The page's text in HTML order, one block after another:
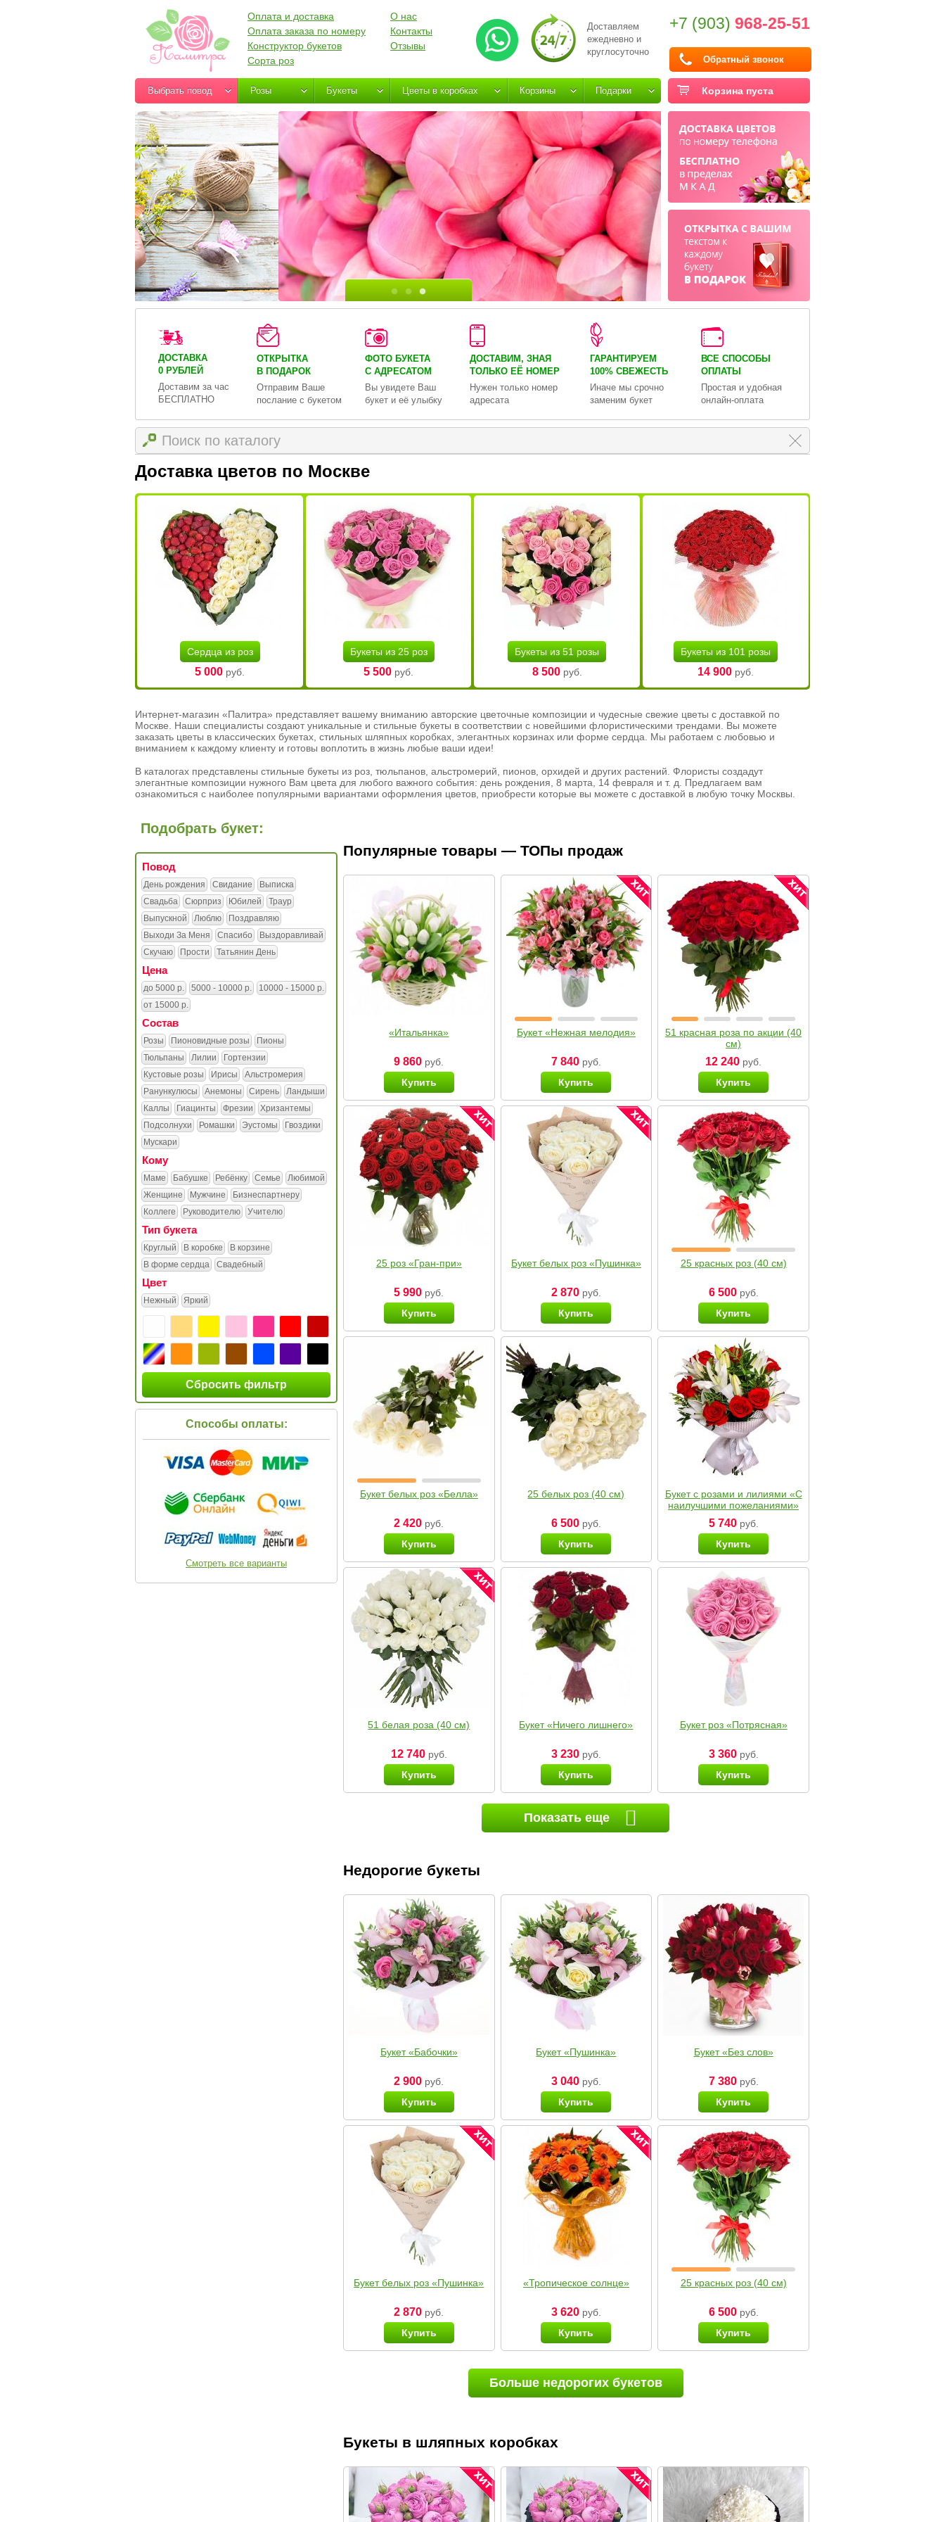
Доставляем
ежедневно и
круглосуточно
+7 (903) 968-25-51
Обратный звонок
Оплата и доставка
Оплата заказа по номеру
Конструктор букетов
Сорта роз
О нас
Контакты
Отзывы
Корзина пуста
Выбрать повод Розы Букеты Цветы в коробках Корзины Подарки
ДОСТАВКА
0 РУБЛЕЙ
Доставим за час
БЕСПЛАТНО
ОТКРЫТКА
В ПОДАРОК
Отправим Ваше
послание с букетом
ФОТО БУКЕТА
С АДРЕСАТОМ
Вы увидете Ваш
букет и её улыбку
ДОСТАВИМ, ЗНАЯ
ТОЛЬКО ЕЁ НОМЕР
Нужен только номер
адресата
ГАРАНТИРУЕМ
100% СВЕЖЕСТЬ
Иначе мы срочно
заменим букет
ВСЕ СПОСОБЫ
ОПЛАТЫ
Простая и удобная
онлайн-оплата
Доставка цветов по Москве
Сердца из роз
5 000 руб.
Букеты из 25 роз
5 500 руб.
Букеты из 51 розы
8 500руб.
Букеты из 101 розы
14 900руб.
Интернет-магазин «Палитра» представляет вашему вниманию авторские цветочные композиции и чудесные свежие цветы с доставкой по
Москве. Наши специалисты создают уникальные и стильные букеты в соответствии с новейшими флористическими трендами. Вы можете
заказать цветы в классических букетах, стильных шляпных коробках, элегантных корзинах или форме сердца. Мы работаем с любовью и
вниманием к каждому клиенту и готовы воплотить в жизнь любые ваши идеи!
В каталогах представлены стильные букеты из роз, тюльпанов, альстромерий, пионов, орхидей и других растений. Флористы создадут
элегантные композиции нужного Вам цвета для любого важного события: день рождения, 8 марта, 14 февраля и т. д. Предлагаем вам
ознакомиться с наиболее популярными вариантами оформления цветов, приобрести которые вы можете с доставкой в любую точку Москвы.
Подобрать букет:
Повод
День рождения Свидание
Выписка
Свадьба
Сюрприз Юбилей
Траур
Выпускной
Люблю
Поздравляю
Выходи За Меня
Спасибо
Выздоравливай
Скучаю
Прости Татьянин День
Цена
до 5000 р. 5000 - 10000 р.
10000 - 15000 р.
от 15000 р.
Состав
Розы Пионовидные розы
Пионы
Тюльпаны
Лилии
Гортензии
Кустовые розы
Ирисы
Альстромерия
Ранункулюсы
Анемоны Сирень
Ландыши
Каллы
Гиацинты Фрезии
Хризантемы
Подсолнухи
Ромашки Эустомы
Гвоздики
Мускари
Кому
Маме Бабушке Ребёнку Семье
Любимой
Женщине
Мужчине
Бизнеспартнеру
Коллеге
Руководителю Учителю
Тип букета
Круглый В коробке
В корзине
В форме сердца
Свадебный
Цвет
Нежный Яркий
Сбросить фильтр
Способы оплаты:
Смотреть все варианты
Популярные товары — ТОПы продаж
«Итальянка»
9 860 руб.
Купить
Букет «Нежная мелодия»
7 840руб.
Купить
51 красная роза по акции (40
см)
12 240 руб.
Купить
25 роз «Гран-при»
5 990 руб.
Купить
Букет белых роз «Пушинка»
2 870руб.
Купить
25 красных роз (40 см)
6 500руб.
Купить
Букет белых роз «Белла»
2 420 руб.
Купить
25 белых роз (40 см)
6 500руб.
Купить
Букет с розами и лилиями «С
наилучшими пожеланиями»
5 740руб.
Купить
51 белая роза (40 см)
12 740руб.
Купить
Букет «Ничего лишнего»
3 230руб.
Купить
Букет роз «Потрясная»
3 360руб.
Купить
Показать еще
Недорогие букеты
Букет «Бабочки»
2 900 руб.
Купить
Букет «Пушинка»
3 040руб.
Купить
Букет «Без слов»
7 380руб.
Купить
Букет белых роз «Пушинка»
2 870 руб.
Купить
«Тропическое солнце»
3 620руб.
Купить
25 красных роз (40 см)
6 500руб.
Купить
Больше недорогих букетов
Букеты в шляпных коробках